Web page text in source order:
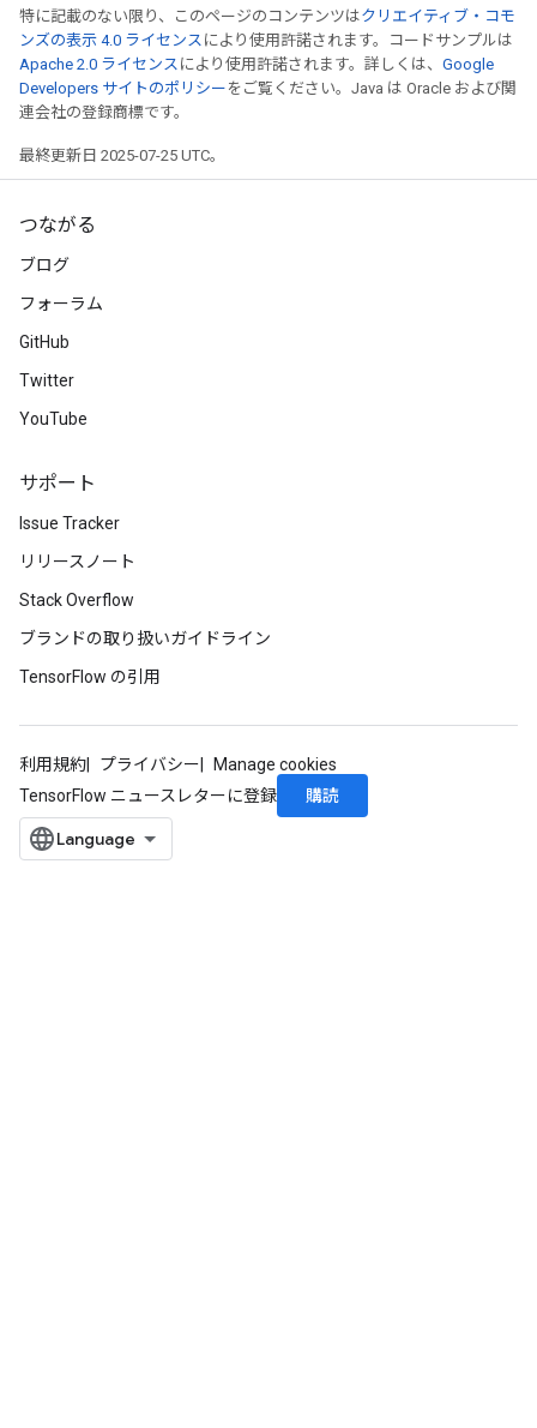
特に記載のない限り、このページのコンテンツはクリエイティブ・コモ
ンズの表示 4.0 ライセンス により使用許諾されます。コードサンプルは
Apache 2.0 ライセンス により使用許諾されます。詳しくは、 Google
Developers サイトのポリシー をご覧ください。Java は Oracle および関
連会社の登録商標です。
最終更新日 2025-07-25 UTC。
つながる
ブログ
フォーラム
GitHub
Twitter
YouTube
サポート
Issue Tracker
リリースノート
Stack Overflow
ブランドの取り扱いガイドライン
TensorFlow の引用
利用規約 プライバシー
Manage cookies
TensorFlow ニュースレターに登録
購読